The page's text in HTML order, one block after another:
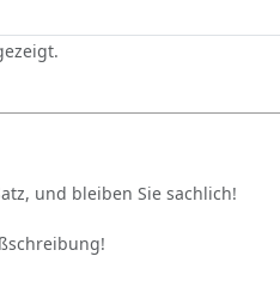
und bleiben Sie sachlich!